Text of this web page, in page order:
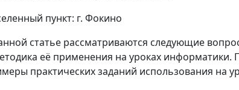
пункт: г. Фокино
статье рассматриваются следующие
её применения на уроках информатики.
практических заданий использования на